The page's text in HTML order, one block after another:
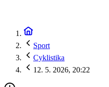
Sport
Cyklistika
12. 5. 2026, 20:22